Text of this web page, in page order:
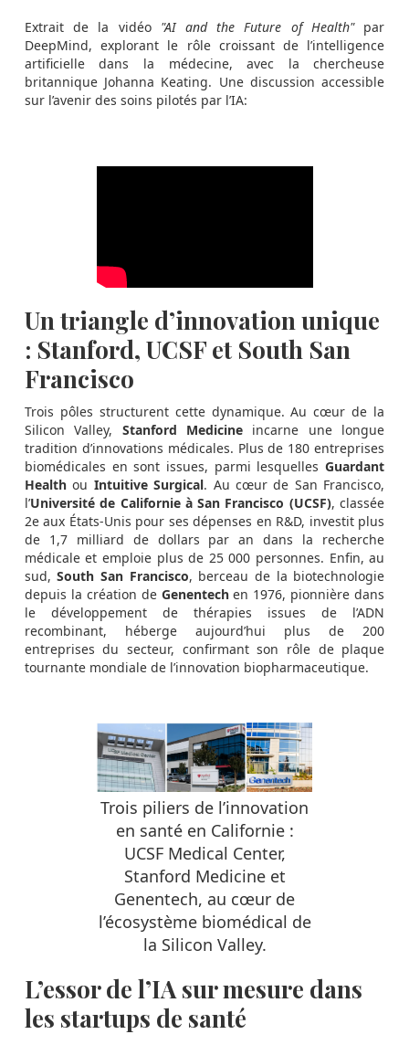
Extrait de la vidéo "AI and the Future of Health"par
DeepMind, explorant le rôle croissant de l’intelligence
artificielle dans la médecine, avec la chercheuse
britannique Johanna Keating. Une discussion accessible
sur l’avenir des soins pilotés par l’IA:
Un triangle d’innovation unique
: Stanford, UCSF et South San
Francisco
Trois pôles structurent cette dynamique. Au cœur de la
Silicon Valley, Stanford Medicine incarne une longue
tradition d’innovations médicales. Plus de 180 entreprises
biomédicales en sont issues, parmi lesquellesGuardant
Healthou Intuitive Surgical. Au cœur de San Francisco,
l’Université de Californie à San Francisco (UCSF), classée
2e aux États-Unis pour ses dépenses en R&D, investit plus
de 1,7 milliard de dollars par an dans la recherche
médicale et emploie plus de 25 000 personnes. Enfin, au
sud,South San Francisco, berceau de la biotechnologie
depuis la création de Genentechen 1976, pionnière dans
le développement de thérapies issues de l’ADN
recombinant, héberge aujourd’hui plus de 200
entreprises du secteur, confirmant son rôle de plaque
tournante mondiale de l’innovation biopharmaceutique.
Trois piliers de l’innovation
en santé en Californie :
UCSF Medical Center,
Stanford Medicine et
Genentech, au cœur de
l’écosystème biomédical de
la Silicon Valley.
L’essor de l’IA sur mesure dans
les startups de santé